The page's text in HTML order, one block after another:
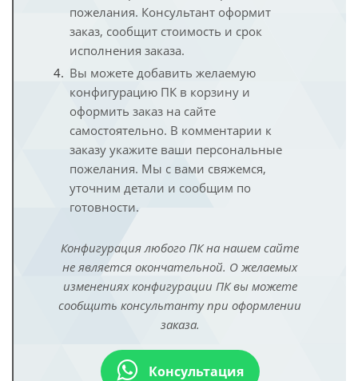
пожелания. Консультант оформит
заказ, сообщит стоимость и срок
исполнения заказа.
Вы можете добавить желаемую
конфигурацию ПК в корзину и
оформить заказ на сайте
самостоятельно. В комментарии к
заказу укажите ваши персональные
пожелания. Мы с вами свяжемся,
уточним детали и сообщим по
готовности.
Конфигурация любого ПК на нашем сайте
не является окончательной. О желаемых
изменениях конфигурации ПК вы можете
сообщить консультанту при оформлении
заказа.
Консультация